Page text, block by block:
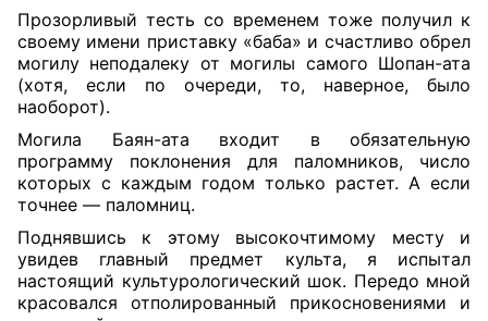
Прозорливый тесть со временем тоже получил к
своему имени приставку «баба» и счастливо обрел
могилу неподалеку от могилы самого Шопан-ата
(хотя, если по очереди, то, наверное, было
наоборот).
Могила Баян-ата входит в обязательную
программу поклонения для паломников, число
которых с каждым годом только растет. А если
точнее — паломниц.
Поднявшись к этому высокочтимому месту и
увидев главный предмет культа, я испытал
настоящий культурологический шок. Передо мной
красовался отполированный прикосновениями и